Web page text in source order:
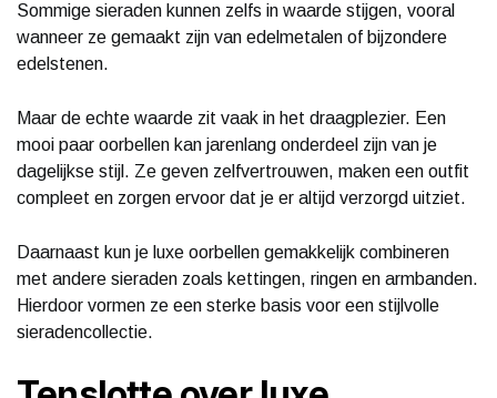
Sommige sieraden kunnen zelfs in waarde stijgen, vooral
wanneer ze gemaakt zijn van edelmetalen of bijzondere
edelstenen.
Maar de echte waarde zit vaak in het draagplezier. Een
mooi paar oorbellen kan jarenlang onderdeel zijn van je
dagelijkse stijl. Ze geven zelfvertrouwen, maken een outfit
compleet en zorgen ervoor dat je er altijd verzorgd uitziet.
Daarnaast kun je luxe oorbellen gemakkelijk combineren
met andere sieraden zoals kettingen, ringen en armbanden.
Hierdoor vormen ze een sterke basis voor een stijlvolle
sieradencollectie.